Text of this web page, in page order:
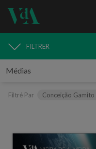
MÉDIAS
FILTRER
Filtré Par Conceição Gamito